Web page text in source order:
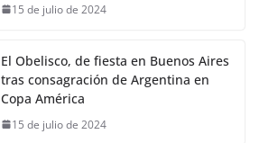
15 de julio de 2024
El Obelisco, de fiesta en Buenos Aires
tras consagración de Argentina en
Copa América
15 de julio de 2024